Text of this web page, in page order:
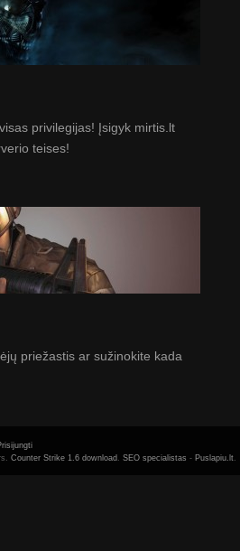
privilegijas! Įsigyk mirtis.lt
teises!
priežastis ar sužinokite kada
Counter Strike 1.6 download . SEO specialistas - Puslapiu.lt.